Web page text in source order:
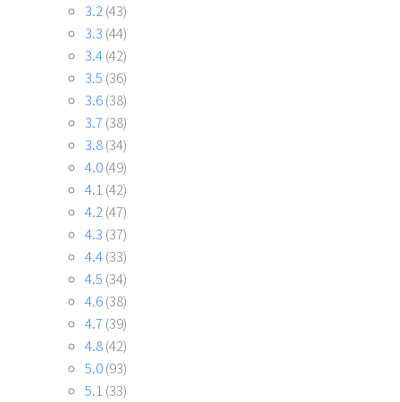
3.2 (43)
3.3 (44)
3.4(42)
3.5 (36)
3.6(38)
3.7 (38)
3.8(34)
4.0(49)
4.1 (42)
4.2 (47)
4.3 (37)
4.4(33)
4.5 (34)
4.6(38)
4.7 (39)
4.8(42)
5.0(93)
5.1 (33)